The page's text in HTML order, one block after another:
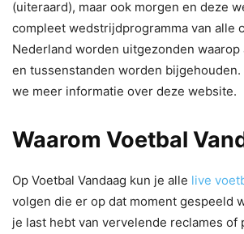
(uiteraard), maar ook morgen en deze
compleet wedstrijdprogramma van alle
Nederland worden uitgezonden
en tussenstanden worden
we meer informatie over deze website.
Waarom Voetbal
Op Voetbal Vandaag kun je alle live
volgen die er op dat moment gespeeld
je last hebt van vervelende reclames of